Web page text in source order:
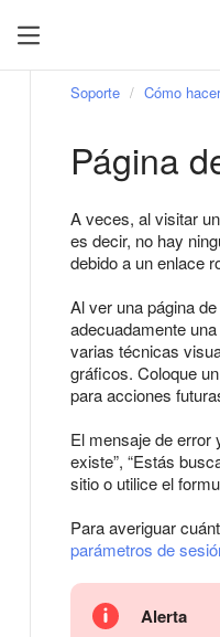
Soporte Cómo
Página
A veces, al visitar
es decir, no hay
debido a un enlace
Al ver una página
adecuadamente
varias técnicas
gráficos. Coloque
para acciones
El mensaje de error
existe”, “Estás
sitio o utilice el
Para averiguar
parámetros de
Alerta